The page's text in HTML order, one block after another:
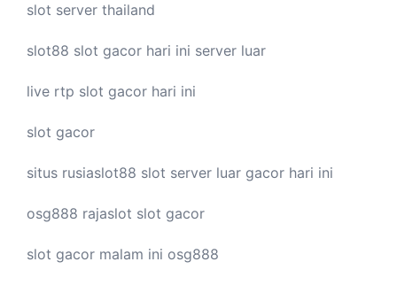
slot server thailand
slot88 slot gacor hari ini server luar
live rtp slot gacor hari ini
slot gacor
situs rusiaslot88 slot server luar gacor hari ini
osg888 rajaslot slot gacor
slot gacor malam ini osg888